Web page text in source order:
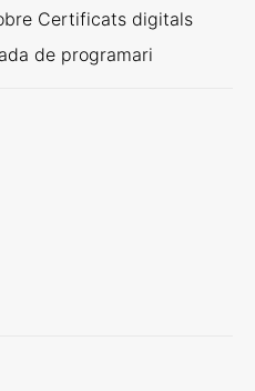
Certificats digitals
de programari